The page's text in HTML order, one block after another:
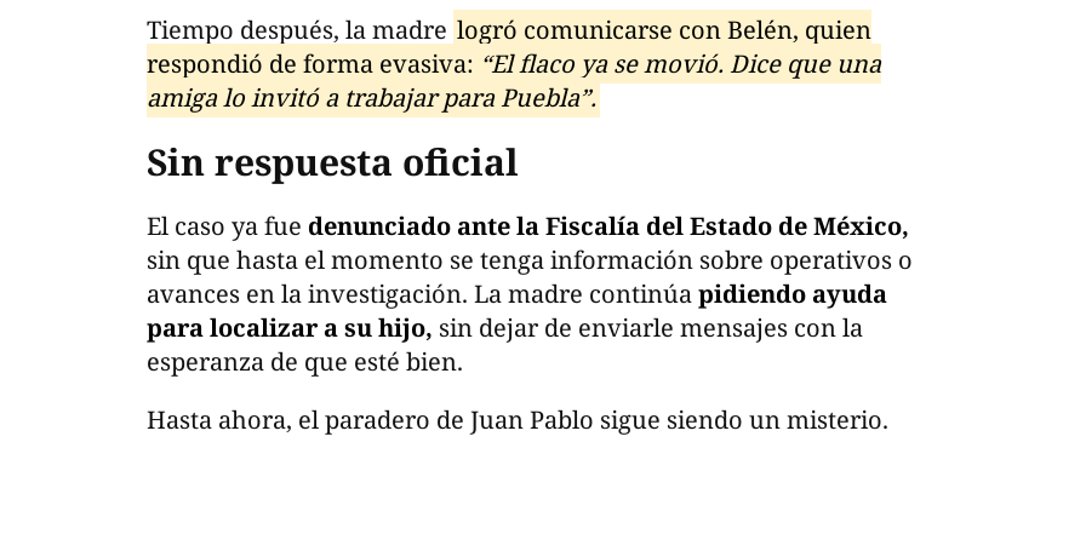
Tiempo después, la madre logró comunicarse con Belén, quien
respondió de forma evasiva: “El flaco ya se movió. Dice que una
amiga lo invitó a trabajar para Puebla”.
Sin respuesta oficial
El caso ya fue denunciado ante la Fiscalía del Estado de México,
sin que hasta el momento se tenga información sobre operativos o
avances en la investigación. La madre continúapidiendo ayuda
para localizar a su hijo, sin dejar de enviarle mensajes con la
esperanza de que esté bien.
Hasta ahora, el paradero de Juan Pablo sigue siendo un misterio.